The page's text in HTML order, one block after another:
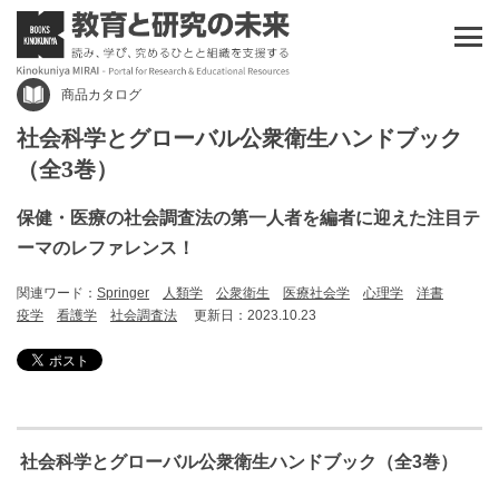
商品カタログ
社会科学とグローバル公衆衛生ハンドブック
（全3巻）
保健・医療の社会調査法の第一人者を編者に迎えた注目テ
ーマのレファレンス！
関連ワード： Springer 人類学 公衆衛生 医療社会学 心理学
洋書
疫学
看護学 社会調査法 更新日：2023.10.23
社会科学とグローバル公衆衛生ハンドブック（全3巻）